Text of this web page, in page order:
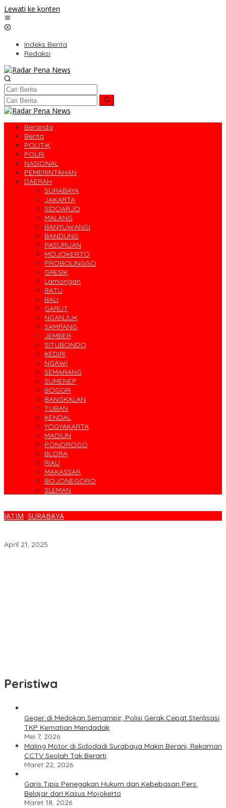
Lewati ke konten
Indeks Berita
Redaksi
Beranda
Berita
POLITIK
POLRI
NASIONAL
PEMERINTAHAN
DAERAH
SURABAYA
JAKARTA
SIDOARJO
MALANG
BANYUWANGI
BANDUNG
PASURUAN
MOJOKERTO
PROBOLINGGO
GRESIK
Lamongan
BATU
BALI
GARUT
NGANJUK
SAMPANG
JEMBER
SITUBONDO
KEDIRI
NGAWI
SEMARANG
SUMENEP
BOGOR
BANGKALAN
TUBAN
KENDAL
YOGYAKARTA
MADIUN
PONOROGO
BLORA
RIAU
MAKASSAR
BOJONEGORO
SLEMAN
JATIM, SURABAYA
April 21, 2025
Peristiwa
Geger di Medokan Semampir, Polisi Gerak Cepat Sterilisasi
TKP Kematian Mendadak
Mei 7, 2026
Maling Motor di Sidodadi Surabaya Makin Berani, Rekaman
CCTV Seolah Tak Berarti
Maret 22, 2026
Garis Tipis Penegakan Hukum dan Kebebasan Pers:
Belajar dari Kasus Mojokerto
Maret 18, 2026